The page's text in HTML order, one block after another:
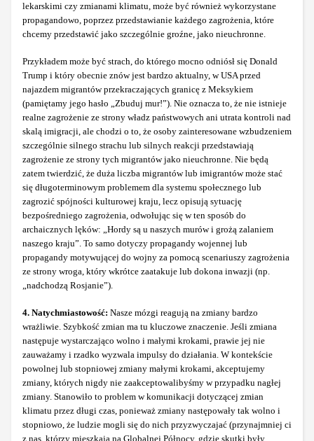
lekarskimi czy zmianami klimatu, może być również wykorzystane
propagandowo, poprzez przedstawianie każdego zagrożenia, które
chcemy przedstawić jako szczególnie groźne, jako nieuchronne.
Przykładem może być strach, do którego mocno odniósł się Donald
Trump i który obecnie znów jest bardzo aktualny, w USA przed
najazdem migrantów przekraczających granicę z Meksykiem
(pamiętamy jego hasło „Zbuduj mur!”). Nie oznacza to, że nie istnieje
realne zagrożenie ze strony władz państwowych ani utrata kontroli nad
skalą imigracji, ale chodzi o to, że osoby zainteresowane wzbudzeniem
szczególnie silnego strachu lub silnych reakcji przedstawiają
zagrożenie ze strony tych migrantów jako nieuchronne. Nie będą
zatem twierdzić, że duża liczba migrantów lub imigrantów może stać
się długoterminowym problemem dla systemu społecznego lub
zagrozić spójności kulturowej kraju, lecz opisują sytuację
bezpośredniego zagrożenia, odwołując się w ten sposób do
archaicznych lęków: „Hordy są u naszych murów i grożą zalaniem
naszego kraju”. To samo dotyczy propagandy wojennej lub
propagandy motywującej do wojny za pomocą scenariuszy zagrożenia
ze strony wroga, który wkrótce zaatakuje lub dokona inwazji (np.
„nadchodzą Rosjanie”).
4. Natychmiastowość: Nasze mózgi reagują na zmiany bardzo
wrażliwie. Szybkość zmian ma tu kluczowe znaczenie. Jeśli zmiana
następuje wystarczająco wolno i małymi krokami, prawie jej nie
zauważamy i rzadko wyzwala impulsy do działania. W kontekście
powolnej lub stopniowej zmiany małymi krokami, akceptujemy
zmiany, których nigdy nie zaakceptowalibyśmy w przypadku nagłej
zmiany. Stanowiło to problem w komunikacji dotyczącej zmian
klimatu przez długi czas, ponieważ zmiany następowały tak wolno i
stopniowo, że ludzie mogli się do nich przyzwyczajać (przynajmniej ci
z nas, którzy mieszkają na Globalnej Północy, gdzie skutki były